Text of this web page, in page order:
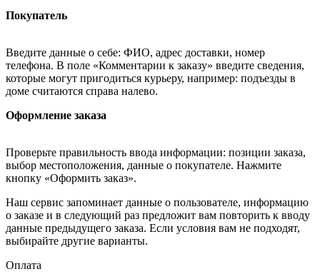
Покупатель
Введите данные о себе: ФИО, адрес доставки, номер
телефона. В поле «Комментарии к заказу» введите сведения,
которые могут пригодиться курьеру, например: подъезды в
доме считаются справа налево.
Оформление заказа
Проверьте правильность ввода информации: позиции заказа,
выбор местоположения, данные о покупателе. Нажмите
кнопку «Оформить заказ».
Наш сервис запоминает данные о пользователе, информацию
о заказе и в следующий раз предложит вам повторить к вводу
данные предыдущего заказа. Если условия вам не подходят,
выбирайте другие варианты.
Оплата